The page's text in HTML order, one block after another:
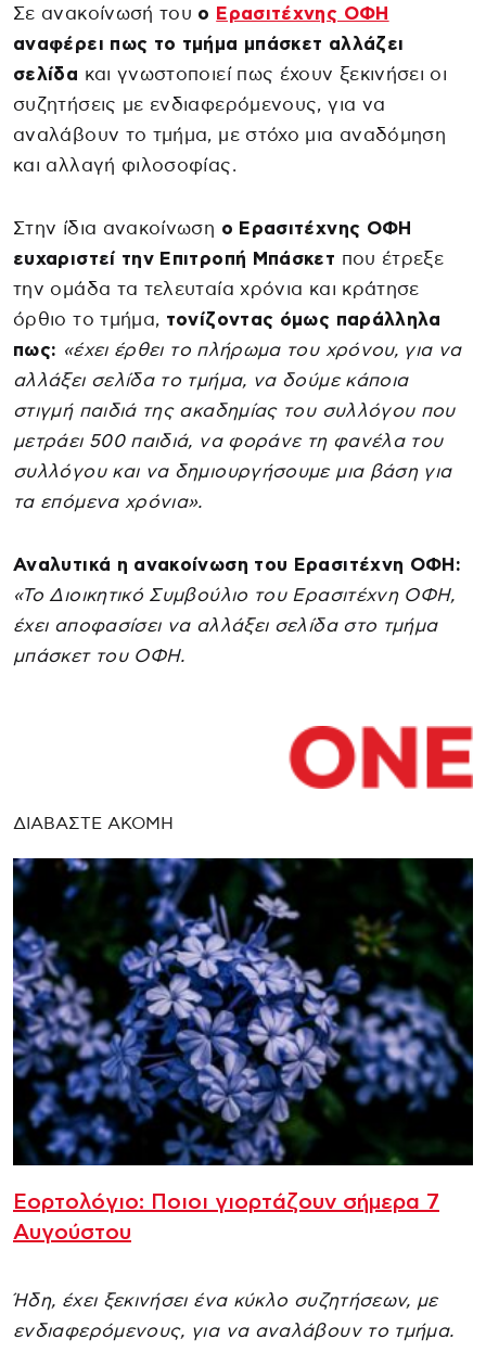
Σε ανακοίνωσή του ο Ερασιτέχνης ΟΦΗ
αναφέρει πως το τμήμα μπάσκετ αλλάζει
σελίδα και γνωστοποιεί πως έχουν ξεκινήσει οι
συζητήσεις με ενδιαφερόμενους, για να
αναλάβουν το τμήμα, με στόχο μια αναδόμηση
και αλλαγή φιλοσοφίας.
Στην ίδια ανακοίνωση ο Ερασιτέχνης ΟΦΗ
ευχαριστεί την Επιτροπή Μπάσκετ που έτρεξε
την ομάδα τα τελευταία χρόνια και κράτησε
όρθιο το τμήμα, τονίζοντας όμως παράλληλα
πως: «έχει έρθει το πλήρωμα του χρόνου, για να
αλλάξει σελίδα το τμήμα, να δούμε κάποια
στιγμή παιδιά της ακαδημίας του συλλόγου που
μετράει 500 παιδιά, να φοράνε τη φανέλα του
συλλόγου και να δημιουργήσουμε μια βάση για
τα επόμενα χρόνια».
Αναλυτικά η ανακοίνωση του Ερασιτέχνη ΟΦΗ:
«Το Διοικητικό Συμβούλιο του Ερασιτέχνη ΟΦΗ,
έχει αποφασίσει να αλλάξει σελίδα στο τμήμα
μπάσκετ του ΟΦΗ.
ΔΙΑΒΑΣΤΕ ΑΚΟΜΗ
Εορτολόγιο: Ποιοι γιορτάζουν σήμερα 7
Αυγούστου
Ήδη, έχει ξεκινήσει ένα κύκλο συζητήσεων, με
ενδιαφερόμενους, για να αναλάβουν το τμήμα.